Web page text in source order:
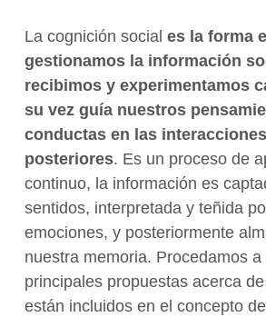
La cognición social es la forma
gestionamos la información
recibimos y experimentamos
su vez guía nuestros
conductas en las
posteriores. Es un proceso de
continuo, la información es
sentidos, interpretada y teñida
emociones, y posteriormente
nuestra memoria. Procedamos
principales propuestas acerca
están incluidos en el concepto